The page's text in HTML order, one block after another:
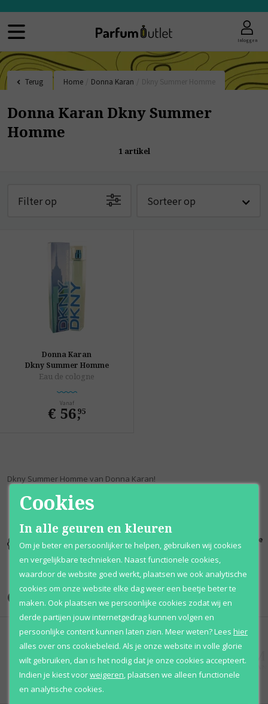
Inloggen
Terug Home Donna Karan
Donna Karan Dkny Summer
Homme
1 artikel
Filter op Sorteer op
Donna Karan
Dkny Summer Homme
Eau de cologne
Vanaf
€ 56,
95
Dkny Summer Homme van Donna Karan!
Kortingen
tot wel 70%
voordelig
100% originele
parfums
Onze merken
Cookies
In alle geuren en kleuren
Om je beter en persoonlijker te helpen, gebruiken wij cookies
en vergelijkbare technieken. Naast functionele cookies,
waardoor de website goed werkt, plaatsen we ook analytische
cookies om onze website elke dag weer een beetje beter te
maken. Ook plaatsen we persoonlijke cookies zodat wij en
derde partijen jouw internetgedrag kunnen volgen en
persoonlijke content kunnen laten zien. Meer weten?Lees hier
alles over ons cookiebeleid. Als je onze website in volle glorie
wilt gebruiken, dan is het nodig dat je onze cookies accepteert.
Indien je kiest voorweigeren plaatsen we alleen functionele
en analytische cookies.